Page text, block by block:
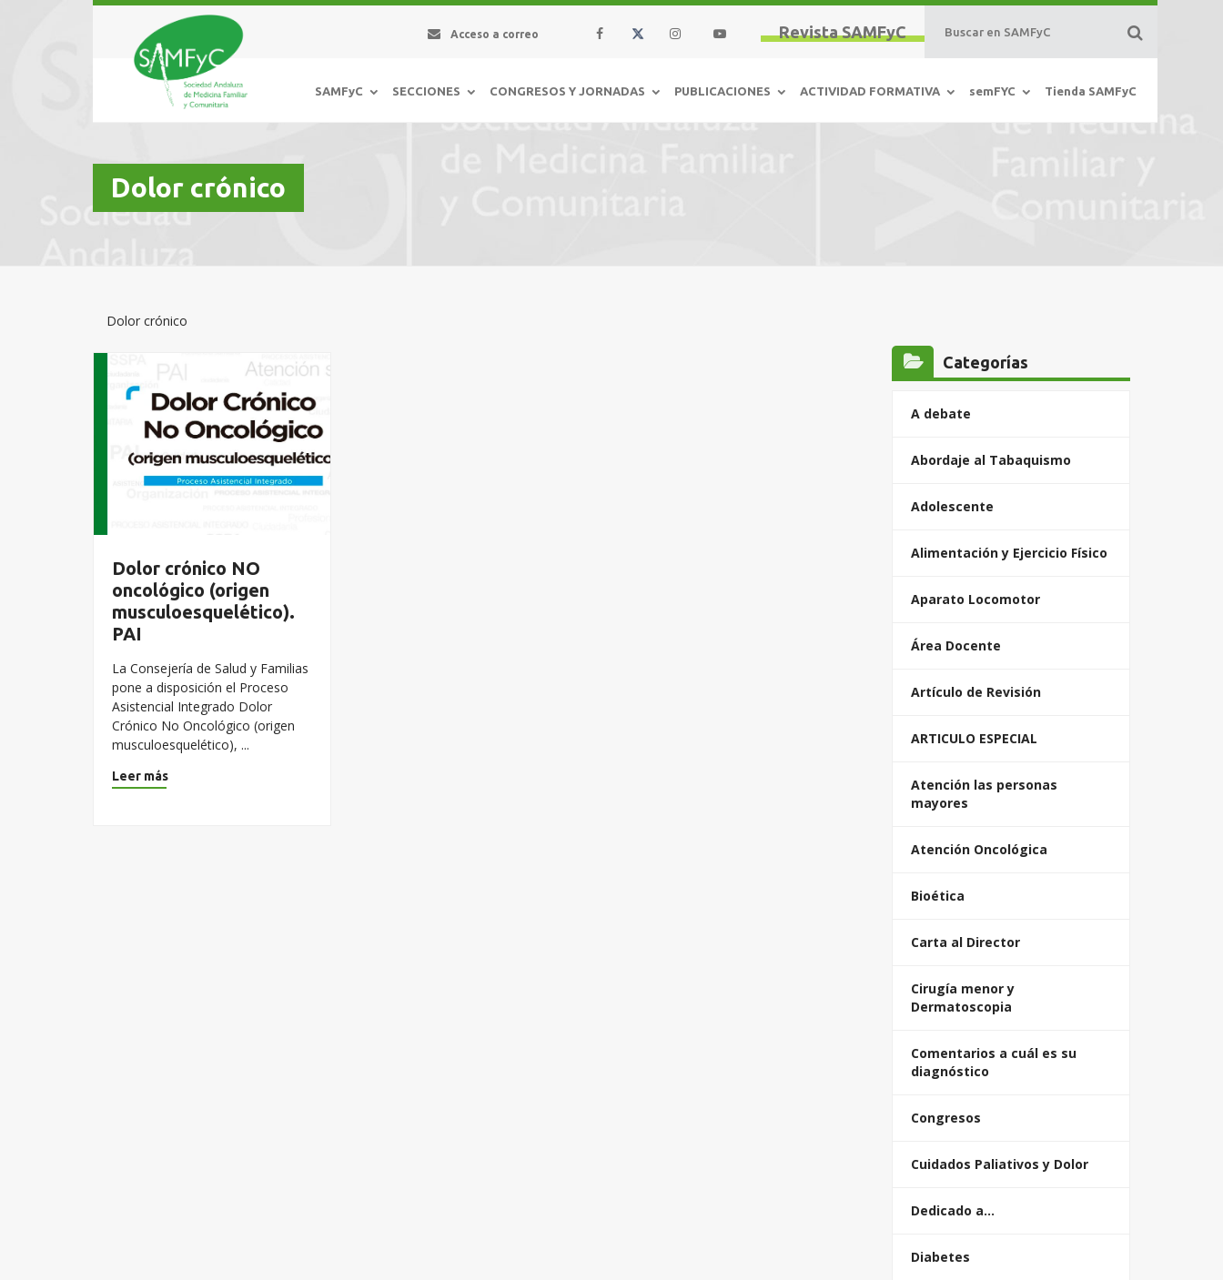
Revista SAMFyC
Acceso a correo
SAMFyC SECCIONES CONGRESOS Y JORNADAS PUBLICACIONES ACTIVIDAD FORMATIVA semFYC Tienda SAMFyC
Dolor crónico
Dolor crónico
Dolor crónico NO
oncológico (origen
musculoesquelético).
PAI
La Consejería de Salud y Familias
pone a disposición el Proceso
Asistencial Integrado Dolor
Crónico No Oncológico (origen
musculoesquelético), ...
Leer más
Categorías
A debate
Abordaje al Tabaquismo
Adolescente
Alimentación y Ejercicio Físico
Aparato Locomotor
Área Docente
Artículo de Revisión
ARTICULO ESPECIAL
Atención las personas
mayores
Atención Oncológica
Bioética
Carta al Director
Cirugía menor y
Dermatoscopia
Comentarios a cuál es su
diagnóstico
Congresos
Cuidados Paliativos y Dolor
Dedicado a…
Diabetes